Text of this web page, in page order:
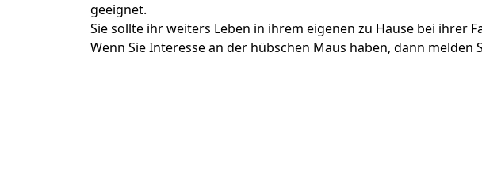
geeignet.
Sie sollte ihr weiters Leben in ihrem eigenen zu Hause bei ihrer
Wenn Sie Interesse an der hübschen Maus haben, dann melden